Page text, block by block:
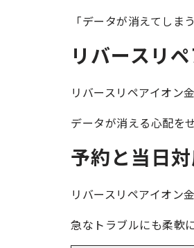
「データが消えてしま
リバースリ
リバースリペアイオン
データが消える心配を
予約と当日
リバースリペアイオン
急なトラブルにも柔軟